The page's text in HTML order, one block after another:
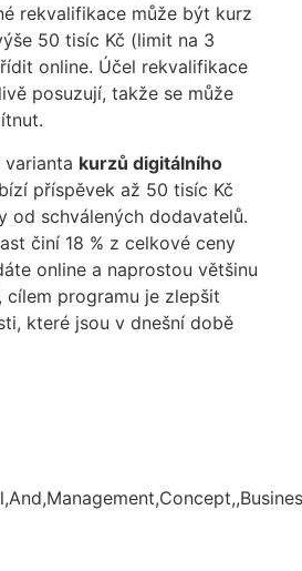
rekvalifikace může být kurz
50 tisíc Kč (limit na 3
online. Účel rekvalifikace
posuzují, takže se může
varianta kurzů digitálního
příspěvek až 50 tisíc Kč
od schválených dodavatelů.
činí 18 % z celkové ceny
online a naprostou většinu
cílem programu je zlepšit
které jsou v dnešní době